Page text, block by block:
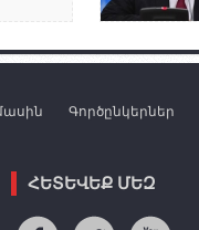
Գործընկերներ
ՀԵՏԵՎԵՔ ՄԵԶ